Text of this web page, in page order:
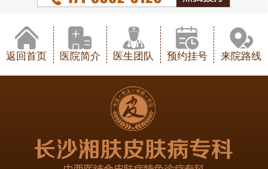
返回首页 医院简介 医生团队 预约挂号 来院路线